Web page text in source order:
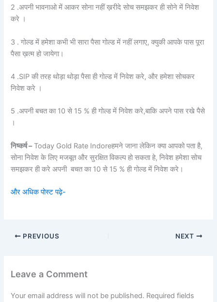
2 .अपनी भावनाओ में आकर सोना नहीं ख़रीदे सोच समझकर ही सोने में निवेश
करे ।
3 . गोल्ड में हमेशा कभी भी सारा पैसा गोल्ड में नहीं लगाए, क्युकी आपके पास पूरा
पैसा ख़त्म हो जायेगा।
4 .SIP की तरह थोड़ा थोड़ा पैसा ही गोल्ड में निवेश करे, और हमेशा सोचकर
निवेश करे ।
5 .अपनी बचत का 10 से 15 % ही गोल्ड में निवेश करे,बाकि अपने पास रखे पैसे
।
निष्कर्ष –Today Gold Rate Indoreहमने जाना लेकिन क्या आपको पता है,
सोना निवेश के लिए मजबूत और सुरक्षित विकल्प हो सकता हे, निवेश हमेशा सोच
समझकर ही करे अपनी बचत का 10 से 15 % ही गोल्ड में निवेश करे।
और अधिक पोस्ट पढ़े-
PREVIOUS NEXT
Leave a Comment
Your email address will not be published. Required fields